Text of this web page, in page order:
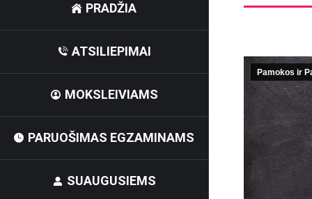
PRADŽIA
ATSILIEPIMAI
MOKSLEIVIAMS
PARUOŠIMAS EGZAMINAMS
SUAUGUSIEMS
Pamokos ir